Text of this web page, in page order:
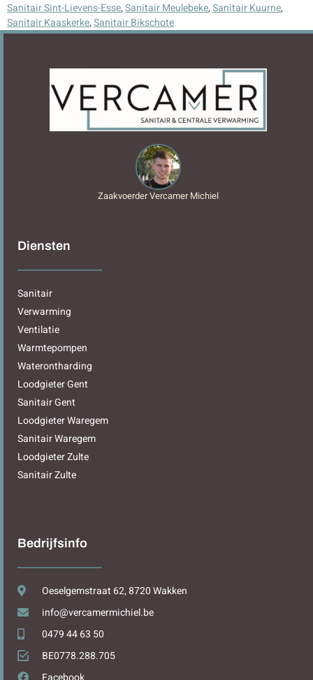
Sanitair Sint-Lievens-Esse,Sanitair Meulebeke,Sanitair Kuurne,
Sanitair Kaaskerke,Sanitair Bikschote
Zaakvoerder Vercamer Michiel
Diensten
Sanitair
Verwarming
Ventilatie
Warmtepompen
Waterontharding
Loodgieter Gent
Sanitair Gent
Loodgieter Waregem
Sanitair Waregem
Loodgieter Zulte
Sanitair Zulte
Bedrijfsinfo
Oeselgemstraat 62, 8720 Wakken
info@vercamermichiel.be
0479 44 63 50
BE0778.288.705